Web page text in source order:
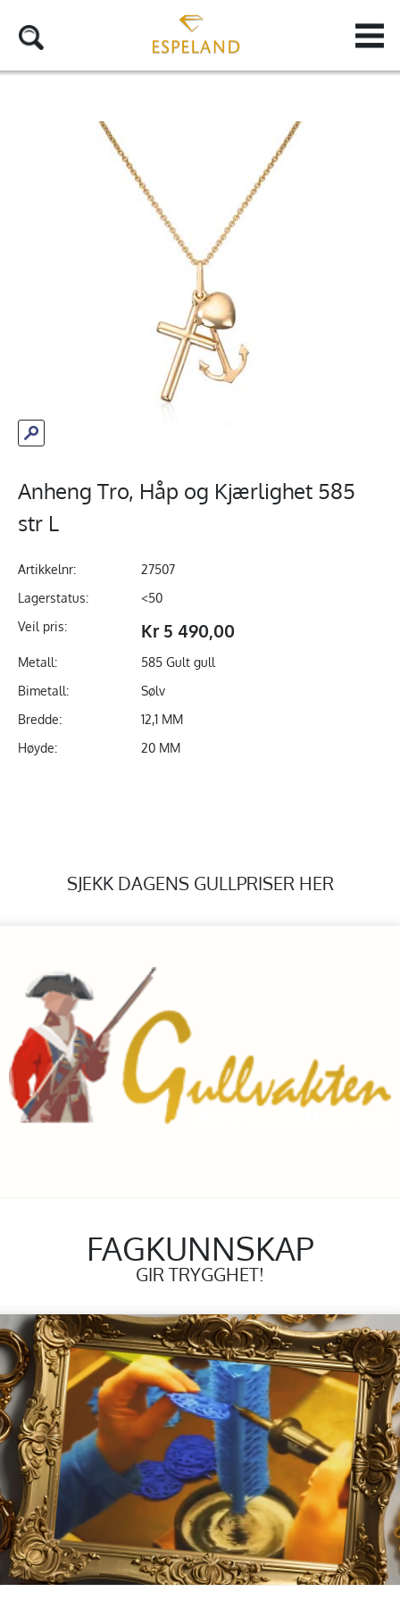
Anheng Tro, Håp og Kjærlighet 585
str L
Artikkelnr:
27507
Lagerstatus:
<50
Veil pris:
Kr 5 490,00
Metall:
585 Gult gull
Bimetall:
Sølv
Bredde:
12,1 MM
Høyde:
20 MM
SJEKK DAGENS GULLPRISER HER
FAGKUNNSKAP
GIR TRYGGHET!